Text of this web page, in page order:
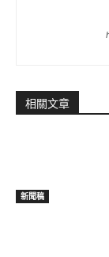
相關文章
新聞稿